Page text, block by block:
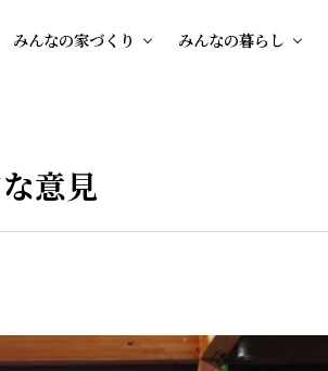
みんなの家づくり みんなの暮らし
意見